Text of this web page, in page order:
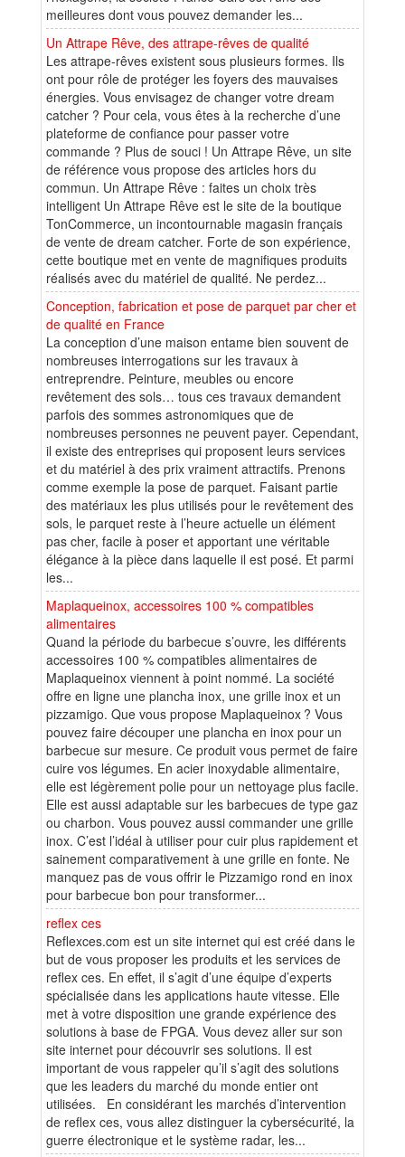
meilleures dont vous pouvez demander les...
Un Attrape Rêve, des attrape-rêves de qualité
Les attrape-rêves existent sous plusieurs formes. Ils
ont pour rôle de protéger les foyers des mauvaises
énergies. Vous envisagez de changer votre dream
catcher ? Pour cela, vous êtes à la recherche d’une
plateforme de confiance pour passer votre
commande ? Plus de souci ! Un Attrape Rêve, un site
de référence vous propose des articles hors du
commun. Un Attrape Rêve : faites un choix très
intelligent Un Attrape Rêve est le site de la boutique
TonCommerce, un incontournable magasin français
de vente de dream catcher. Forte de son expérience,
cette boutique met en vente de magnifiques produits
réalisés avec du matériel de qualité. Ne perdez...
Conception, fabrication et pose de parquet par cher et
de qualité en France
La conception d’une maison entame bien souvent de
nombreuses interrogations sur les travaux à
entreprendre. Peinture, meubles ou encore
revêtement des sols… tous ces travaux demandent
parfois des sommes astronomiques que de
nombreuses personnes ne peuvent payer. Cependant,
il existe des entreprises qui proposent leurs services
et du matériel à des prix vraiment attractifs. Prenons
comme exemple la pose de parquet. Faisant partie
des matériaux les plus utilisés pour le revêtement des
sols, le parquet reste à l’heure actuelle un élément
pas cher, facile à poser et apportant une véritable
élégance à la pièce dans laquelle il est posé. Et parmi
les...
Maplaqueinox, accessoires 100 % compatibles
alimentaires
Quand la période du barbecue s’ouvre, les différents
accessoires 100 % compatibles alimentaires de
Maplaqueinox viennent à point nommé. La société
offre en ligne une plancha inox, une grille inox et un
pizzamigo. Que vous propose Maplaqueinox ? Vous
pouvez faire découper une plancha en inox pour un
barbecue sur mesure. Ce produit vous permet de faire
cuire vos légumes. En acier inoxydable alimentaire,
elle est légèrement polie pour un nettoyage plus facile.
Elle est aussi adaptable sur les barbecues de type gaz
ou charbon. Vous pouvez aussi commander une grille
inox. C’est l’idéal à utiliser pour cuir plus rapidement et
sainement comparativement à une grille en fonte. Ne
manquez pas de vous offrir le Pizzamigo rond en inox
pour barbecue bon pour transformer...
reflex ces
Reflexces.com est un site internet qui est créé dans le
but de vous proposer les produits et les services de
reflex ces. En effet, il s’agit d’une équipe d’experts
spécialisée dans les applications haute vitesse. Elle
met à votre disposition une grande expérience des
solutions à base de FPGA. Vous devez aller sur son
site internet pour découvrir ses solutions. Il est
important de vous rappeler qu’il s’agit des solutions
que les leaders du marché du monde entier ont
utilisées. En considérant les marchés d’intervention
de reflex ces, vous allez distinguer la cybersécurité, la
guerre électronique et le système radar, les...